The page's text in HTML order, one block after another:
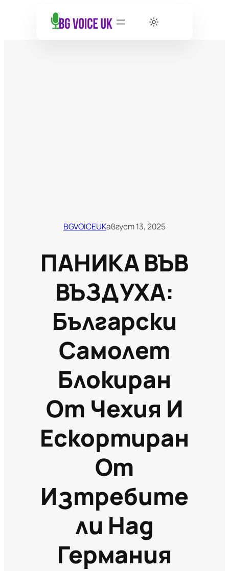
BGVOICEUKавгуст 13, 2025
ПАНИКА ВЪВ
ВЪЗДУХА:
Български
Самолет
Блокиран
От Чехия И
Ескортиран
От
Изтребите
Ли Над
Германия